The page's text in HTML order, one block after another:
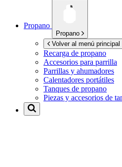
Propano
Propano
Volver al menú principal
Recarga de propano
Accesorios para parrilla
Parrillas y ahumadores
Calentadores portátiles
Tanques de propano
Piezas y accesorios de